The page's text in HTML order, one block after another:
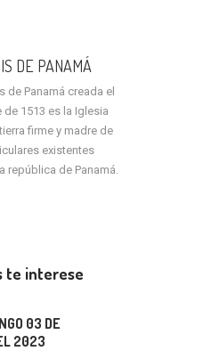
DE PANAMÁ
de Panamá creada el
1513 es la Iglesia
firme y madre de
existentes
república de Panamá.
te interese
03 DE
2023